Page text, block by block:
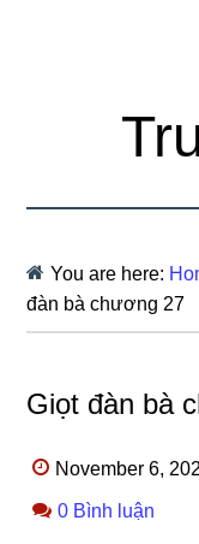
You are here:
đàn bà chương 27
Giọt đàn bà
November 6,
0 Bình luận